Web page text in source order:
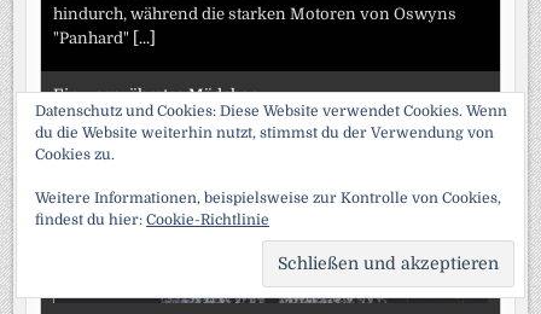
hindurch, während die starken Motoren von Oswyns
"Panhard" [...]
Ein ungezähmtes Mädchen
Datenschutz und Cookies: Diese Website verwendet Cookies. Wenn
du die Website weiterhin nutzt, stimmst du der Verwendung von
Cookies zu.
Weitere Informationen, beispielsweise zur Kontrolle von Cookies,
findest du hier: Cookie-Richtlinie
TO
TOP